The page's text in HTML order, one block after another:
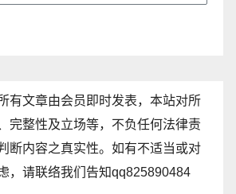
有文章由会员即时发表，本站对所
完整性及立场等，不负任何法律责
断内容之真实性。如有不适当或对
，请联络我们告知qq825890484